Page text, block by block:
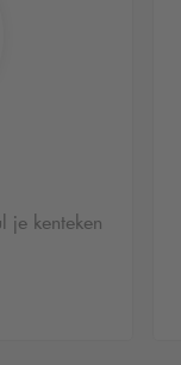
inclusief
Zo begint je
Airport vanaf de
je kenteken